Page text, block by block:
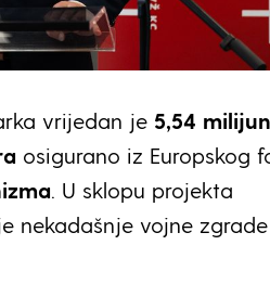
vrijedan je 5,54
osigurano iz Europskog
. U sklopu projekta
nekadašnje vojne